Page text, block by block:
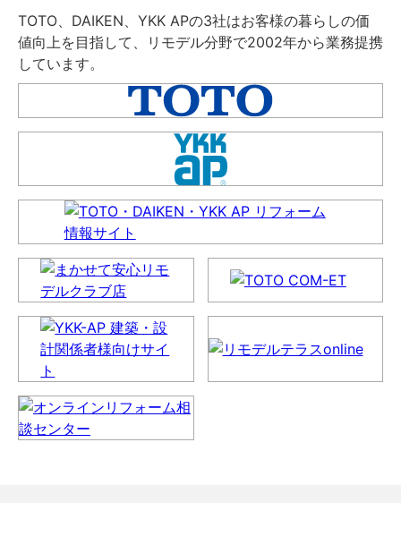
TOTO、DAIKEN、YKK APの3社はお客様の暮らしの価
値向上を目指して、リモデル分野で2002年から業務提携
しています。